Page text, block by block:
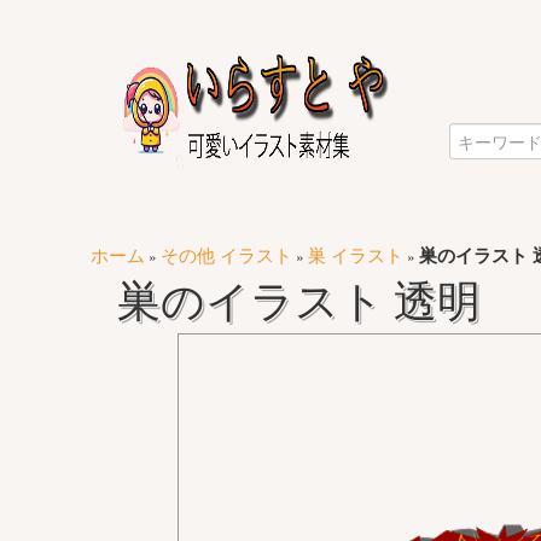
ホーム » その他 イラスト » 巣 イラスト » 巣のイラスト
巣のイラスト 透明